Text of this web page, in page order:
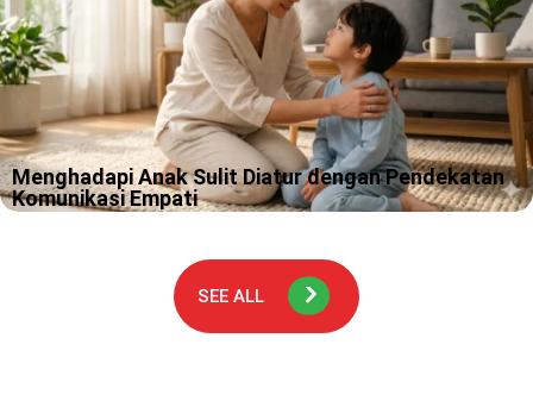
Menghadapi Anak Sulit Diatur dengan Pendekatan
Komunikasi Empati
karena nggak dibeliin permen? Atau momen di mana kamu sudah
SEE ALL